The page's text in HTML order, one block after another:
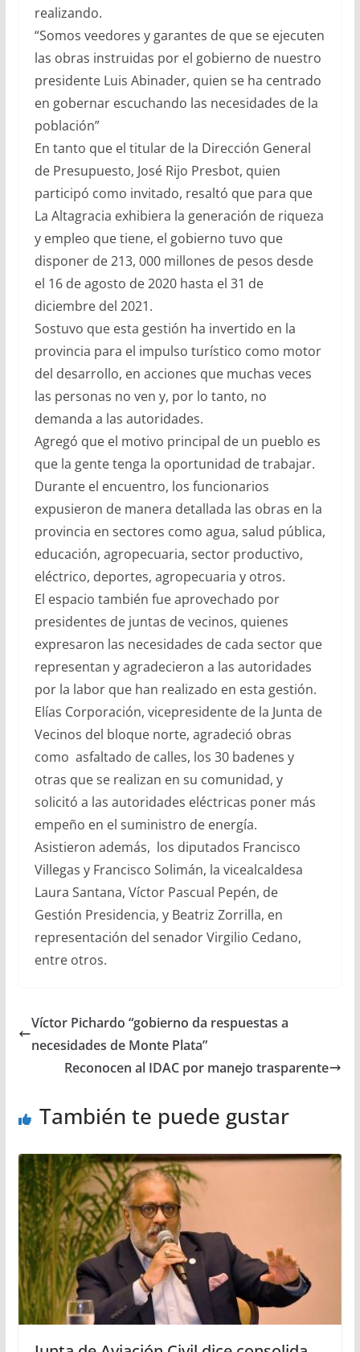
realizando.
“Somos veedores y garantes de que se ejecuten
las obras instruidas por el gobierno de nuestro
presidente Luis Abinader, quien se ha centrado
en gobernar escuchando las necesidades de la
población”
En tanto que el titular de la Dirección General
de Presupuesto, José Rijo Presbot, quien
participó como invitado, resaltó que para que
La Altagracia exhibiera la generación de riqueza
y empleo que tiene, el gobierno tuvo que
disponer de 213, 000 millones de pesos desde
el 16 de agosto de 2020 hasta el 31 de
diciembre del 2021.
Sostuvo que esta gestión ha invertido en la
provincia para el impulso turístico como motor
del desarrollo, en acciones que muchas veces
las personas no ven y, por lo tanto, no
demanda a las autoridades.
Agregó que el motivo principal de un pueblo es
que la gente tenga la oportunidad de trabajar.
Durante el encuentro, los funcionarios
expusieron de manera detallada las obras en la
provincia en sectores como agua, salud pública,
educación, agropecuaria, sector productivo,
eléctrico, deportes, agropecuaria y otros.
El espacio también fue aprovechado por
presidentes de juntas de vecinos, quienes
expresaron las necesidades de cada sector que
representan y agradecieron a las autoridades
por la labor que han realizado en esta gestión.
Elías Corporación, vicepresidente de la Junta de
Vecinos del bloque norte, agradeció obras
como asfaltado de calles, los 30 badenes y
otras que se realizan en su comunidad, y
solicitó a las autoridades eléctricas poner más
empeño en el suministro de energía.
Asistieron además, los diputados Francisco
Villegas y Francisco Solimán, la vicealcaldesa
Laura Santana, Víctor Pascual Pepén, de
Gestión Presidencia, y Beatriz Zorrilla, en
representación del senador Virgilio Cedano,
entre otros.
Víctor Pichardo “gobierno da respuestas a
necesidades de Monte Plata”
Reconocen al IDAC por manejo trasparente
También te puede gustar